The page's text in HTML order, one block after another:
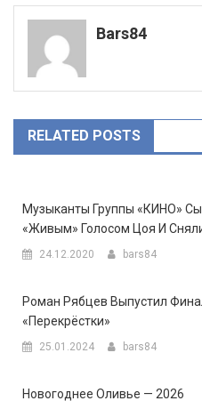
по
записямBars84
RELATED POSTS
Музыканты Группы «КИНО»
«живым» Голосом Цоя И
24.12.2020 bars84
Роман Рябцев Выпустил
«Перекрёстки»
25.01.2024 bars84
Новогоднее Оливье — 2026